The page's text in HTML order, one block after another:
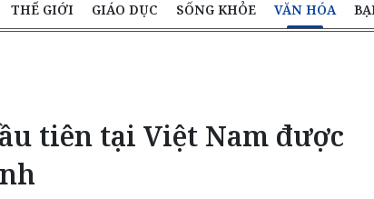
THẾ GIỚI GIÁO DỤC SỐNG KHỎE VĂN HÓA
tiên tại Việt Nam được